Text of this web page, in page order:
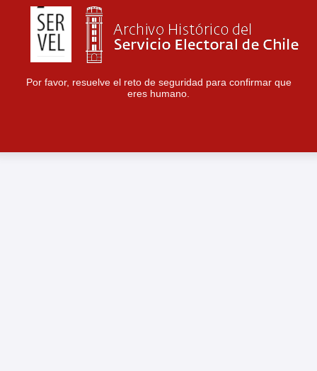
Por favor, resuelve el reto de seguridad para confirmar que
eres humano.